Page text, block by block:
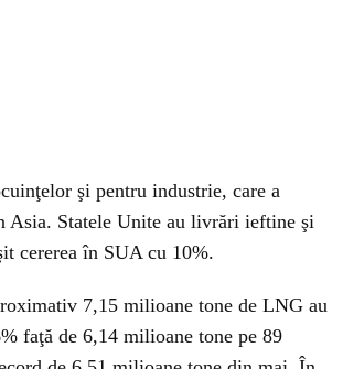
şi pentru industrie, care a
Asia. Statele Unite au livrări ieftine şi
cererea în SUA cu 10%.
7,15 milioane tone de LNG au
faţă de 6,14 milioane tone pe 89